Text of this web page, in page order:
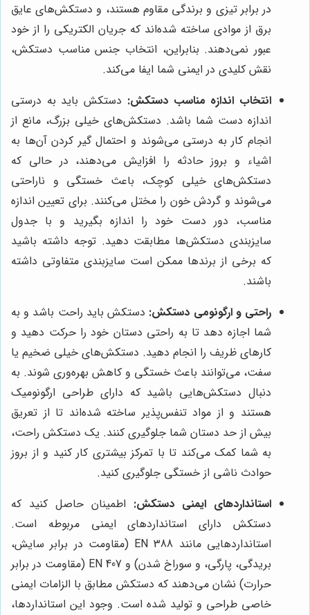
در برابر تیزی و برندگی مقاوم هستند، و دستکش‌های عایق
برق از موادی ساخته شده‌اند که جریان الکتریکی را از خود
عبور نمی‌دهند. بنابراین، انتخاب جنس مناسب دستکش،
نقش کلیدی در ایمنی شما ایفا می‌کند.
انتخاب اندازه مناسب دستکش: دستکش باید به درستی
اندازه دست شما باشد. دستکش‌های خیلی بزرگ، مانع از
انجام کار به درستی می‌شوند و احتمال گیر کردن آن‌ها به
اشیاء و بروز حادثه را افزایش می‌دهند، در حالی که
دستکش‌های خیلی کوچک، باعث خستگی و ناراحتی
می‌شوند و گردش خون را مختل می‌کنند. برای تعیین اندازه
مناسب، دور دست خود را اندازه بگیرید و با جدول
سایزبندی دستکش‌ها مطابقت دهید. توجه داشته باشید
که برخی از برندها ممکن است سایزبندی متفاوتی داشته
باشند.
راحتی و ارگونومی دستکش: دستکش باید راحت باشد و به
شما اجازه دهد تا به راحتی دستان خود را حرکت دهید و
کارهای ظریف را انجام دهید. دستکش‌های خیلی ضخیم یا
سفت، می‌توانند باعث خستگی و کاهش بهره‌وری شوند. به
دنبال دستکش‌هایی باشید که دارای طراحی ارگونومیک
هستند و از مواد تنفس‌پذیر ساخته شده‌اند تا از تعریق
بیش از حد دستان شما جلوگیری کنند. یک دستکش راحت،
به شما کمک می‌کند تا با تمرکز بیشتری کار کنید و از بروز
حوادث ناشی از خستگی جلوگیری کنید.
استانداردهای ایمنی دستکش: اطمینان حاصل کنید که
دستکش دارای استانداردهای ایمنی مربوطه است.
استانداردهایی مانند EN 388 (مقاومت در برابر سایش،
بریدگی، پارگی، و سوراخ شدن) و EN 407 (مقاومت در برابر
حرارت) نشان می‌دهند که دستکش مطابق با الزامات ایمنی
خاصی طراحی و تولید شده است. وجود این استانداردها،